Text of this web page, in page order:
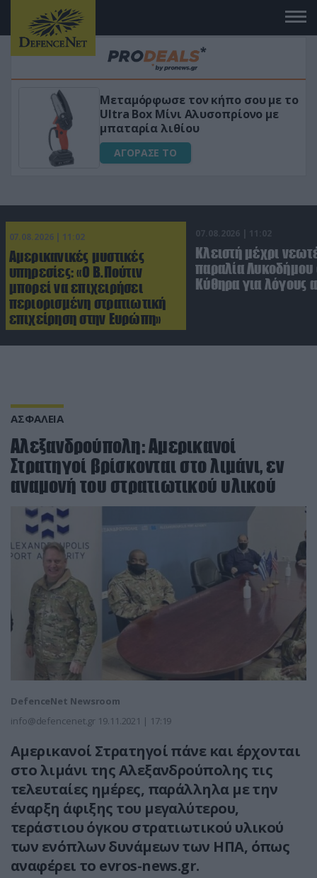
Μεταμόρφωσε τον κήπο σου με το
Ultra Box Μίνι Αλυσοπρίονο με
μπαταρία λιθίου
ΑΓΟΡΑΣΕ ΤΟ
07.08.2026 | 11:02
Αμερικανικές μυστικές
υπηρεσίες: «Ο Β.Πούτιν
μπορεί να επιχειρήσει
περιορισμένη στρατιωτική
επιχείρηση στην Ευρώπη»
07.08.2026 | 11:02
Κλειστή μέχρι
παραλία Λυκοδήμου
Κύθηρα για λόγους
ΑΣΦΑΛΕΙΑ
Αλεξανδρούπολη: Αμερικανοί
Στρατηγοί βρίσκονται στο λιμάνι, εν
αναμονή του στρατιωτικού υλικού
DefenceNet Newsroom
info@defencenet.gr 19.11.2021 | 17:19
Αμερικανοί Στρατηγοί πάνε και έρχονται
στο λιμάνι της Αλεξανδρούπολης τις
τελευταίες ημέρες, παράλληλα με την
έναρξη άφιξης του μεγαλύτερου,
τεράστιου όγκου στρατιωτικού υλικού
των ενόπλων δυνάμεων των ΗΠΑ, όπως
αναφέρει το evros-news.gr.